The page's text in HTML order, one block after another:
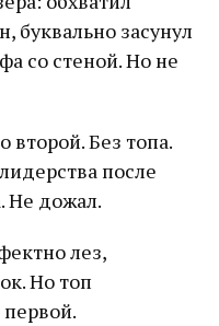
буквально засунул
со стеной. Но не
второй. Без топа.
после
Не дожал.
лез,
Но топ
первой.